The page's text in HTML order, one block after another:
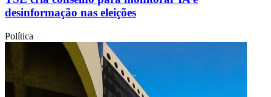
desinformação nas eleições
Política